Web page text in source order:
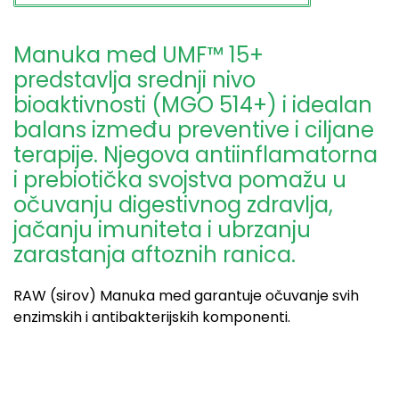
Manuka med UMF™ 15+
predstavlja srednji nivo
bioaktivnosti (MGO 514+) i idealan
balans između preventive i ciljane
terapije. Njegova antiinflamatorna
i prebiotička svojstva pomažu u
očuvanju digestivnog zdravlja,
jačanju imuniteta i ubrzanju
zarastanja aftoznih ranica.
RAW (sirov) Manuka med garantuje očuvanje svih
enzimskih i antibakterijskih komponenti.